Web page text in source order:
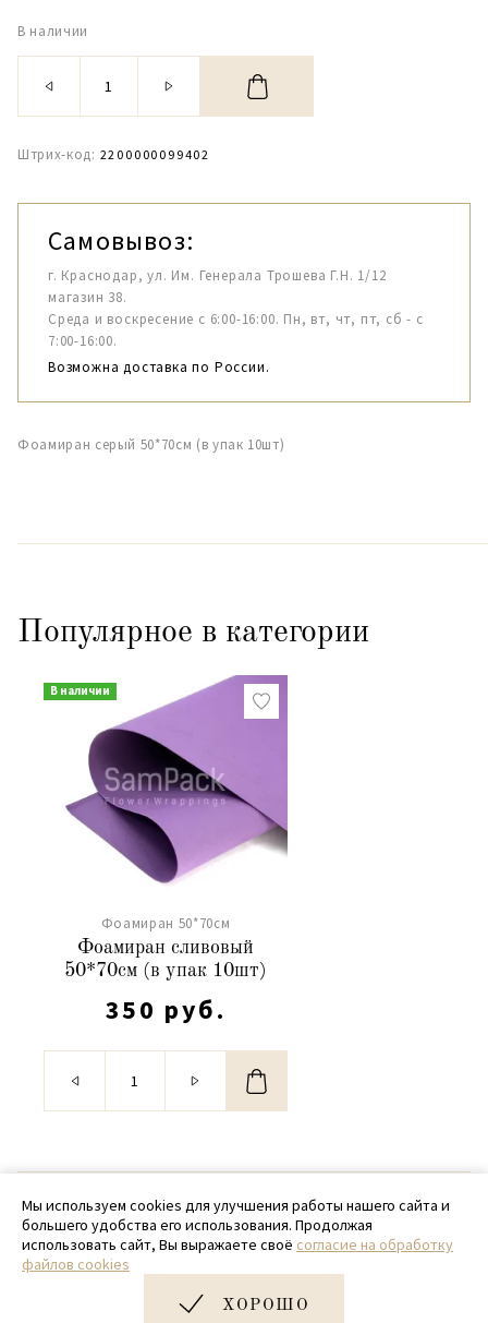
В наличии
Штрих-код: 2200000099402
Самовывоз:
г. Краснодар, ул. Им. Генерала Трошева Г.Н. 1/12
магазин 38.
Среда и воскресение с 6:00-16:00. Пн, вт, чт, пт, сб - с
7:00-16:00.
Возможна доставка по России.
Фоамиран серый 50*70см (в упак 10шт)
Популярное в категории
В наличии
Фоамиран 50*70см
Фоамиран сливовый
50*70см (в упак 10шт)
350 руб.
© 2020 - 2026 SamPack
+ 7 (918) 699-97-87
zakaz@sampack.store
Дизайн и разработка сайта
Мы используем cookies для улучшения работы нашего сайта и
большего удобства его использования. Продолжая
использовать сайт, Вы выражаете своё согласие на обработку
файлов cookies
ХОРОШО